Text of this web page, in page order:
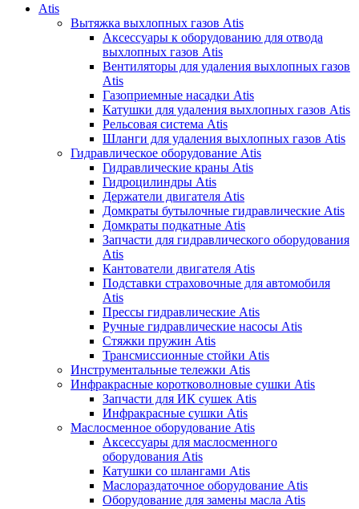
Atis
Вытяжка выхлопных газов Atis
Аксессуары к оборудованию для отвода
выхлопных газов Atis
Вентиляторы для удаления выхлопных газов
Atis
Газоприемные насадки Atis
Катушки для удаления выхлопных газов Atis
Рельсовая система Atis
Шланги для удаления выхлопных газов Atis
Гидравлическое оборудование Atis
Гидравлические краны Atis
Гидроцилиндры Atis
Держатели двигателя Atis
Домкраты бутылочные гидравлические Atis
Домкраты подкатные Atis
Запчасти для гидравлического оборудования
Atis
Кантователи двигателя Atis
Подставки страховочные для автомобиля
Atis
Прессы гидравлические Atis
Ручные гидравлические насосы Atis
Стяжки пружин Atis
Трансмиссионные стойки Atis
Инструментальные тележки Atis
Инфракрасные коротковолновые сушки Atis
Запчасти для ИК сушек Atis
Инфракрасные сушки Atis
Маслосменное оборудование Atis
Аксессуары для маслосменного
оборудования Atis
Катушки со шлангами Atis
Маслораздаточное оборудование Atis
Оборудование для замены масла Atis